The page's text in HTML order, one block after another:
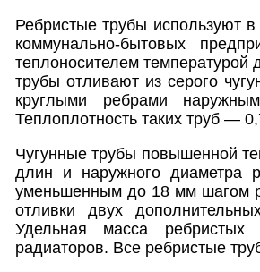
Ребристые трубы используют
коммунально-бытовых
теплоносителем
трубы отливают из серого
круглыми ребрами
Теплоплотность таких труб —
Чугунные трубы повышенной
длин и наружного диаметра
уменьшенным до 18 мм шагом
отливки двух
Удельная масса
радиаторов. Все ребристые